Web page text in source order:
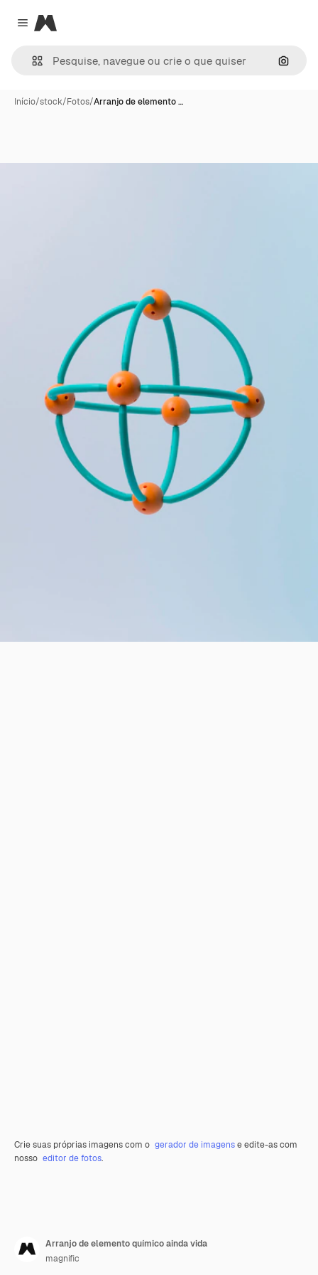
Close menu
Magnific
Início/stock/Fotos/Arranjo de elemento …
Crie suas próprias imagens com o gerador de imagense edite-as com
nosso editor de fotos.
Arranjo de elemento químico ainda vida
magnific